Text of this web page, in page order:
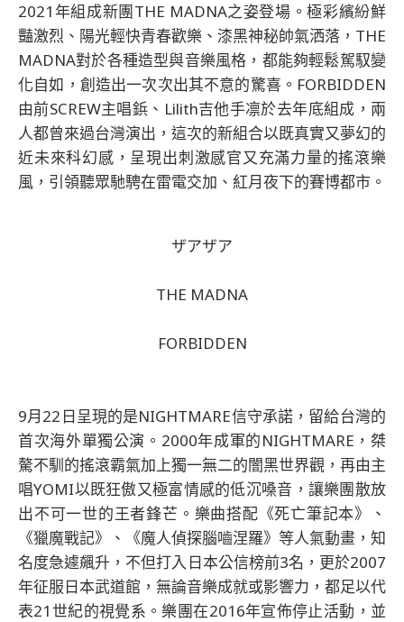
2021年組成新團THE MADNA之姿登場。極彩繽紛鮮
豔激烈、陽光輕快青春歡樂、漆黑神秘帥氣洒落，THE
MADNA對於各種造型與音樂風格，都能夠輕鬆駕馭變
化自如，創造出一次次出其不意的驚喜。FORBIDDEN
由前SCREW主唱鋲、Lilith吉他手凛於去年底組成，兩
人都曾來過台灣演出，這次的新組合以既真實又夢幻的
近未來科幻感，呈現出刺激感官又充滿力量的搖滾樂
風，引領聽眾馳騁在雷電交加、紅月夜下的賽博都市。
ザアザア
THE MADNA
FORBIDDEN
9月22日呈現的是NIGHTMARE信守承諾，留給台灣的
首次海外單獨公演。2000年成軍的NIGHTMARE，桀
驁不馴的搖滾霸氣加上獨一無二的闇黑世界觀，再由主
唱YOMI以既狂傲又極富情感的低沉嗓音，讓樂團散放
出不可一世的王者鋒芒。樂曲搭配《死亡筆記本》、
《獵魔戰記》、《魔人偵探腦嚙涅羅》等人氣動畫，知
名度急遽飆升，不但打入日本公信榜前3名，更於2007
年征服日本武道館，無論音樂成就或影響力，都足以代
表21世紀的視覺系。樂團在2016年宣佈停止活動，並